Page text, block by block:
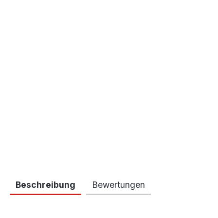
Beschreibung Bewertungen